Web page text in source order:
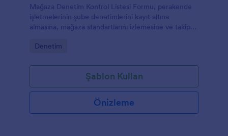
Mağaza Denetim Kontrol Listesi Formu, perakende
işletmelerinin şube denetimlerini kayıt altına
almasına, mağaza standartlarını izlemesine ve takip
Go to Category:
Denetim
Şablon Kullan
Önizleme